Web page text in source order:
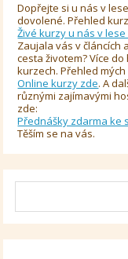
Dopřejte si u nás v
dovolené. Přehled
Živé kurzy u nás v lese
Zaujala vás v článcích
cesta životem? Více
kurzech. Přehled
Online kurzy zde. A
různými zajímavými
zde:
Přednášky zdarma ke
Těším se na vás.